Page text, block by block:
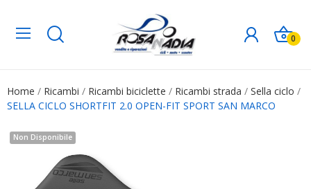
0
Home Ricambi Ricambi biciclette Ricambi strada
Sella ciclo
SELLA CICLO SHORTFIT 2.0 OPEN-FIT SPORT SAN MARCO
Non Disponibile